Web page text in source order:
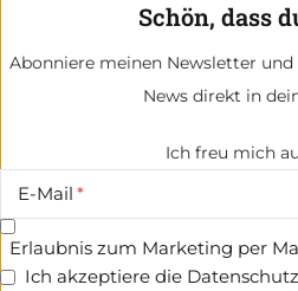
Schön, dass
Abonniere meinen Newsletter und
News direkt in
Ich freu mich
E-Mail
Erlaubnis zum Marketing per
Ich akzeptiere die